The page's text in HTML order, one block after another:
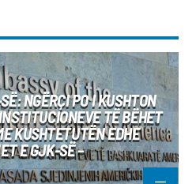
NGËRÇI PO I KUSHTON
TË BËHET
KUSHTETUTËN EDHE
E GJK-SË –